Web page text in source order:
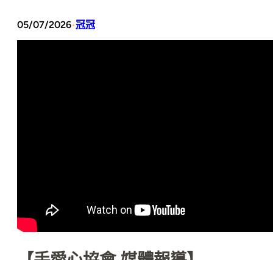
05/07/2026•冠冠